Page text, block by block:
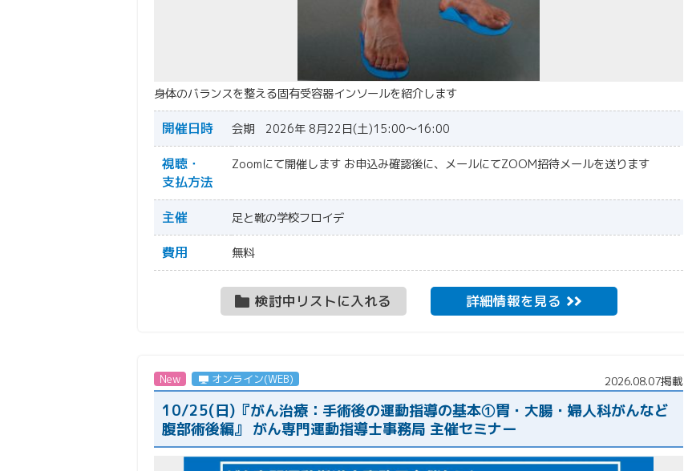
身体のバランスを整える固有受容器インソールを紹介します
開催日時 会期 2026年 8月22日(土)15:00～16:00
視聴・
支払方法
Zoomにて開催します お申込み確認後に、メールにてZOOM招待メールを送ります
主催 足と靴の学校フロイデ
費用 無料
検討中リストに入れる 詳細情報を見る
New オンライン(WEB) 2026.08.07掲載
10/25(日)『がん治療：手術後の運動指導の基本①胃・大腸・婦人科がんなど
腹部術後編』 がん専門運動指導士事務局 主催セミナー